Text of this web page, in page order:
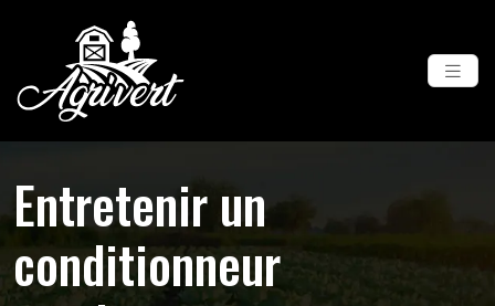
Entretenir un
conditionneur